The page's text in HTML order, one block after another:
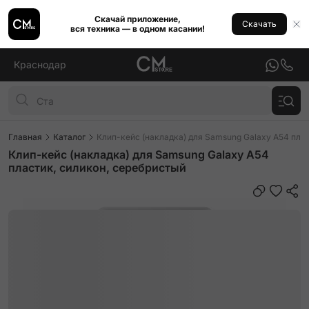
Скачай приложение,
вся техника — в одном касании!
Скачать
Краснодар
Главная Каталог Клип-кейс (накладка) для Samsung Galaxy A54
Клип-кейс (накладка) для Samsung Galaxy A54
пластик, силикон, серебристый